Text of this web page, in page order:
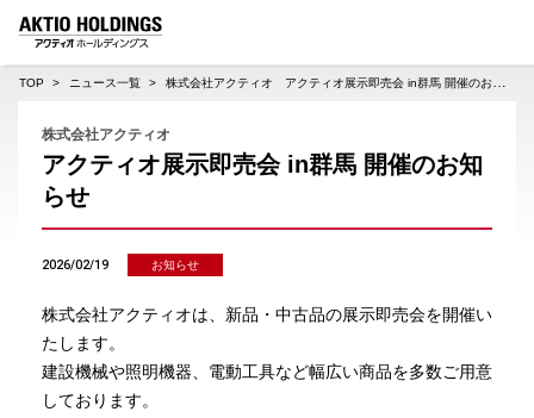
AKTIO HOLDINGS 株式会社アクティオホールディングス
TOP ニュース一覧 株式会社アクティオ アクティオ展示即売会 in群馬 開催のお知らせ
株式会社アクティオ
アクティオ展示即売会 in群馬 開催のお知
らせ
2026/02/19 お知らせ
株式会社アクティオは、新品・中古品の展示即売会を開催い
たします。
建設機械や照明機器、電動工具など幅広い商品を多数ご用意
しております。